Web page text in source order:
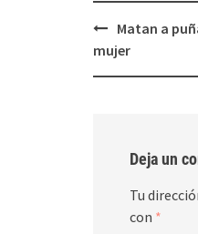
Post
navigation
Matan a
mujer
Deja un
Tu
con *